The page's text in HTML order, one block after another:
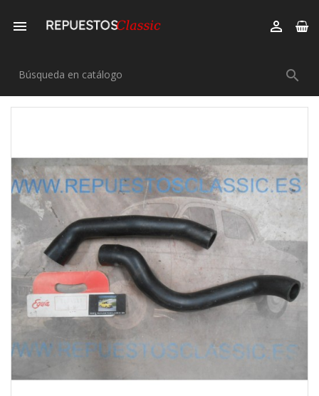
 
